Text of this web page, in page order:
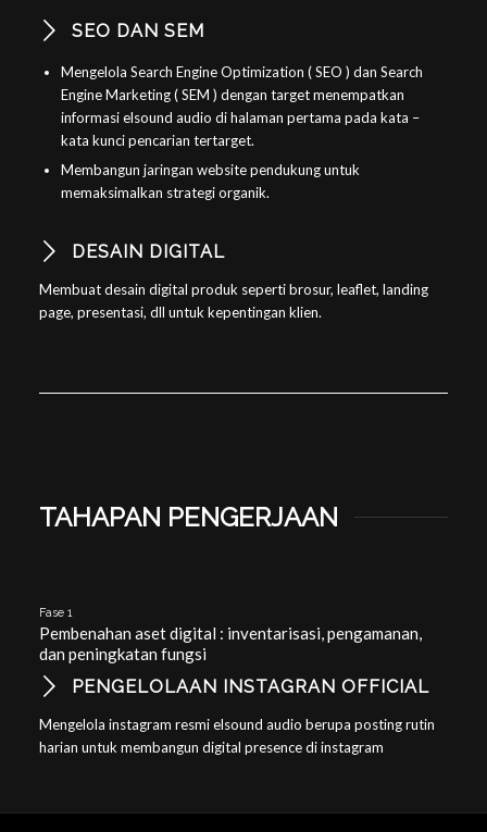
SEO DAN SEM
Mengelola Search Engine Optimization ( SEO ) dan Search
Engine Marketing ( SEM ) dengan target menempatkan
informasi elsound audio di halaman pertama pada kata –
kata kunci pencarian tertarget.
Membangun jaringan website pendukung untuk
memaksimalkan strategi organik.
DESAIN DIGITAL
Membuat desain digital produk seperti brosur, leaflet, landing
page, presentasi, dll untuk kepentingan klien.
TAHAPAN PENGERJAAN
Fase 1
Pembenahan aset digital : inventarisasi, pengamanan,
dan peningkatan fungsi
PENGELOLAAN INSTAGRAN OFFICIAL
Mengelola instagram resmi elsound audio berupa posting rutin
harian untuk membangun digital presence di instagram